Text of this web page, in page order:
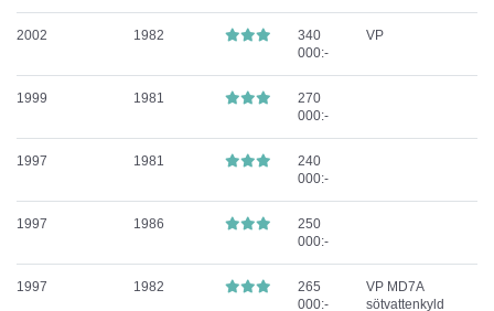
2002 1982
340
000:-
VP
1999 1981
270
000:-
1997 1981
240
000:-
1997 1986
250
000:-
1997 1982
265
000:-
VP MD7A
sötvattenkyld